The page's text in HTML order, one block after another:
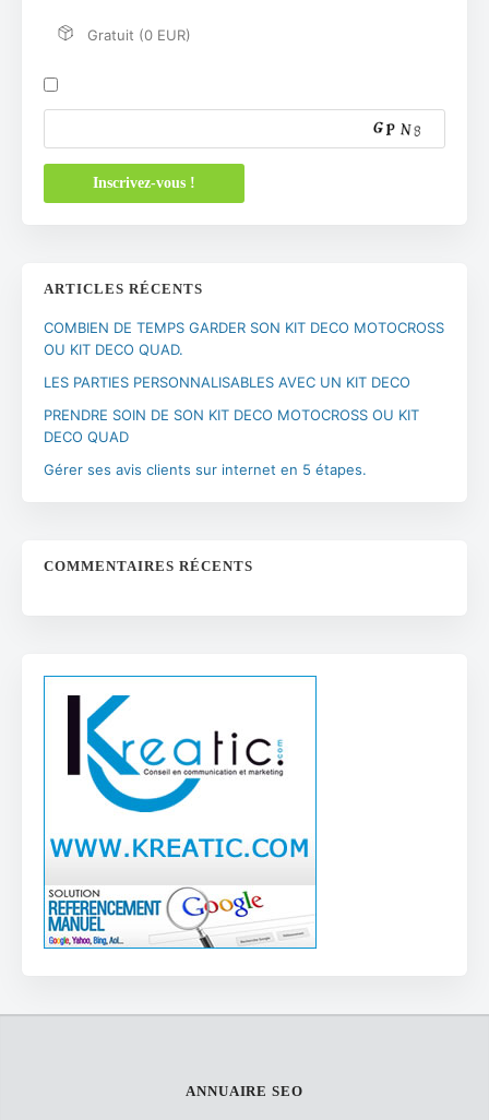
Gratuit (0 EUR)
ARTICLES RÉCENTS
COMBIEN DE TEMPS GARDER SON KIT DECO MOTOCROSS
OU KIT DECO QUAD.
LES PARTIES PERSONNALISABLES AVEC UN KIT DECO
PRENDRE SOIN DE SON KIT DECO MOTOCROSS OU KIT
DECO QUAD
Gérer ses avis clients sur internet en 5 étapes.
COMMENTAIRES RÉCENTS
ANNUAIRE SEO